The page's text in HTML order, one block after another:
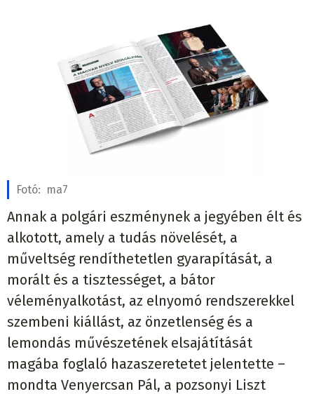
Fotó: ma7
Annak a polgári eszménynek a jegyében élt és
alkotott, amely a tudás növelését, a
műveltség rendíthetetlen gyarapítását, a
morált és a tisztességet, a bátor
véleményalkotást, az elnyomó rendszerekkel
szembeni kiállást, az önzetlenség és a
lemondás művészetének elsajátítását
magába foglaló hazaszeretetet jelentette –
mondta Venyercsan Pál, a pozsonyi Liszt